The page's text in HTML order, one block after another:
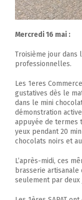
Mercredi 16 mai :
Troisième jour dans
professionnelles.
Les 1eres
gustatives dès le
dans le mini
démonstration
appuyée de termes
yeux pendant 20
chocolats noirs et
L’après-midi, ces
brasserie
seulement par deux